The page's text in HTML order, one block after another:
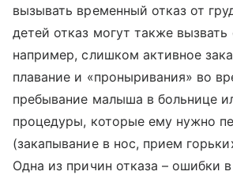
вызывать временный отказ от
детей отказ могут также вызвать
например, слишком активное
плавание и «проныривания» во
пребывание малыша в больнице
процедуры, которые ему нужно
(закапывание в нос, прием
Одна из причин отказа – ошибки